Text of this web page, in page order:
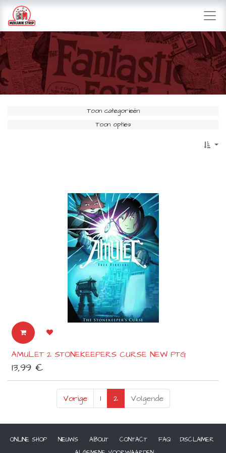
Toon categorieën
Toon opties
AMULET 2 STONEKEEPERS CURSE NEW PTG
13,99 €
Vorige 1 2 Volgende
ONLINE SHOP NIEUWS ABOUT CONTACT FAQ
DISCLAIMER